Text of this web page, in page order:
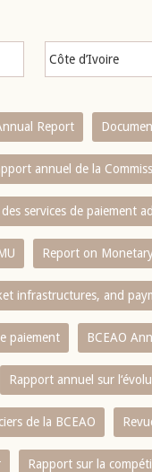
Report
annuel de la
services de paiement
Report on
infrastructures, and
paiement BCEAO
Rapport annuel sur
de la BCEAO
Rapport sur la